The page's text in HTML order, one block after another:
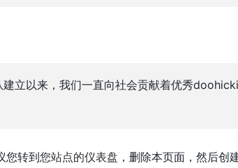
立以来，我们一直向社会贡献着优秀
您转到您站点的仪表盘 ，删除本页面，然后创